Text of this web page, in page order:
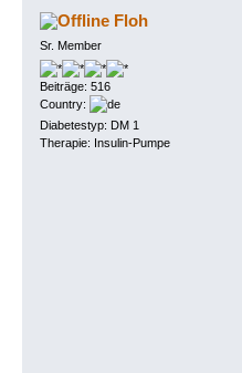
Floh
Sr. Member
Beiträge: 516
Country:
Diabetestyp: DM 1
Therapie: Insulin-Pumpe